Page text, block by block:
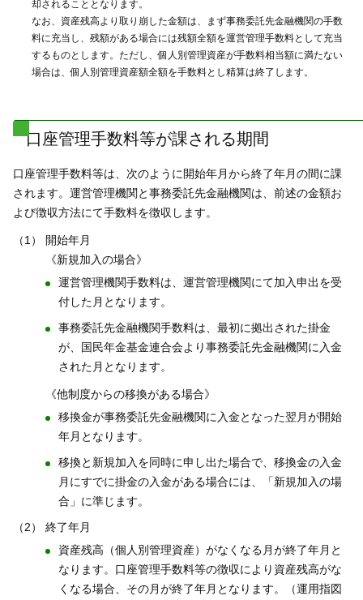
却されることとなります。
なお、資産残高より取り崩した金額は、まず事務委託先金融機関の手数
料に充当し、残額がある場合には残額全額を運営管理手数料として充当
するものとします。ただし、個人別管理資産が手数料相当額に満たない
場合は、個人別管理資産額全額を手数料とし精算は終了します。
口座管理手数料等が課される期間
口座管理手数料等は、次のように開始年月から終了年月の間に課
されます。運営管理機関と事務委託先金融機関は、前述の金額お
よび徴収方法にて手数料を徴収します。
（1）
開始年月
《新規加入の場合》
運営管理機関手数料は、運営管理機関にて加入申出を受
付した月となります。
事務委託先金融機関手数料は、最初に拠出された掛金
が、国民年金基金連合会より事務委託先金融機関に入金
された月となります。
《他制度からの移換がある場合》
移換金が事務委託先金融機関に入金となった翌月が開始
年月となります。
移換と新規加入を同時に申し出た場合で、移換金の入金
月にすでに掛金の入金がある場合には、「新規加入の場
合」に準じます。
（2）
終了年月
資産残高（個人別管理資産）がなくなる月が終了年月と
なります。口座管理手数料等の徴収により資産残高がな
くなる場合、その月が終了年月となります。（運用指図